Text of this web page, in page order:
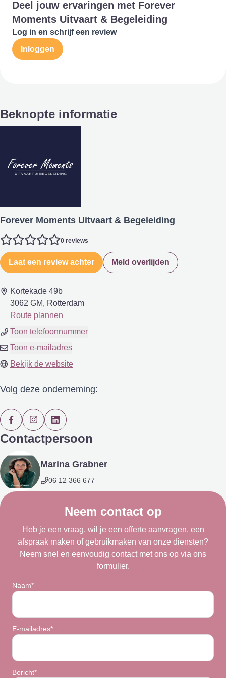
Deel jouw ervaringen met Forever
Moments Uitvaart & Begeleiding
Log in en schrijf een review
Inloggen
Beknopte informatie
Forever Moments Uitvaart & Begeleiding
0 reviews
Laat een review achter Meld overlijden
Kortekade 49b
3062 GM, Rotterdam
Route plannen
Toon telefoonnummer
Toon e-mailadres
Bekijk de website
Volg deze onderneming:
Contactpersoon
Marina Grabner
06 12 366 677
Neem contact op
Heb je een vraag, wil je een offerte aanvragen, een
afspraak maken of gebruikmaken van onze diensten?
Neem snel en eenvoudig contact met ons op via ons
formulier.
Naam*
E-mailadres*
Bericht*